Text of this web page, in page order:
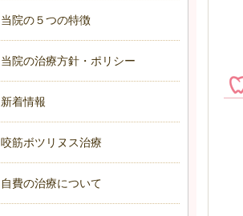
当院の５つの特徴
当院の治療方針・ポリシー
新着情報
咬筋ボツリヌス治療
自費の治療について